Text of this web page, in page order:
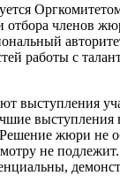
отбора членов
работы с
выступления
выступления
жюри не
не